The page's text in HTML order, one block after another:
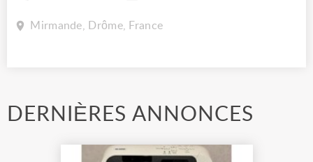
Mirmande, Drôme, France
DERNIÈRES ANNONCES